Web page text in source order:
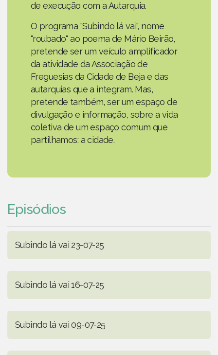
de execução com a Autarquia.
O programa "Subindo lá vai", nome
"roubado" ao poema de Mário Beirão,
pretende ser um veículo amplificador
da atividade da Associação de
Freguesias da Cidade de Beja e das
autarquias que a integram. Mas,
pretende também, ser um espaço de
divulgação e informação, sobre a vida
coletiva de um espaço comum que
partilhamos: a cidade.
Episódios
Subindo lá vai 23-07-25
Subindo lá vai 16-07-25
Subindo lá vai 09-07-25